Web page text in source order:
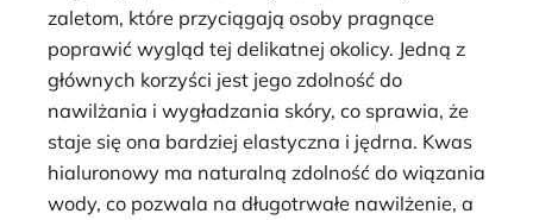
zaletom, które przyciągają osoby pragnące
poprawić wygląd tej delikatnej okolicy. Jedną z
głównych korzyści jest jego zdolność do
nawilżania i wygładzania skóry, co sprawia, że
staje się ona bardziej elastyczna i jędrna. Kwas
hialuronowy ma naturalną zdolność do wiązania
wody, co pozwala na długotrwałe nawilżenie, a